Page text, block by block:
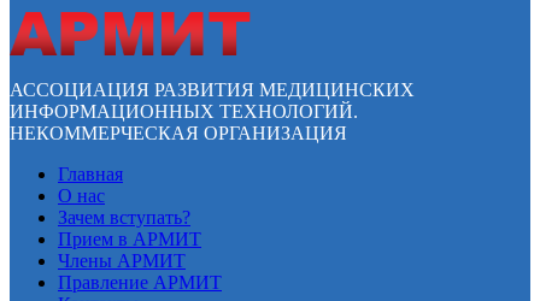
АССОЦИАЦИЯ РАЗВИТИЯ МЕДИЦИНСКИХ
ИНФОРМАЦИОННЫХ ТЕХНОЛОГИЙ.
НЕКОММЕРЧЕСКАЯ ОРГАНИЗАЦИЯ
Главная
О нас
Зачем вступать?
Прием в АРМИТ
Члены АРМИТ
Правление АРМИТ